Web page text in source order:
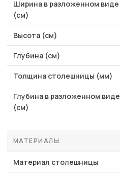
Ширина в разложенном виде
(см)
Высота (см)
Глубина (см)
Толщина столешницы (мм)
Глубина в разложенном виде
(см)
МАТЕРИАЛЫ
Материал столешницы